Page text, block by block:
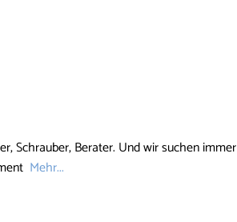
Schrauber, Berater. Und wir suchen immer
Mehr...